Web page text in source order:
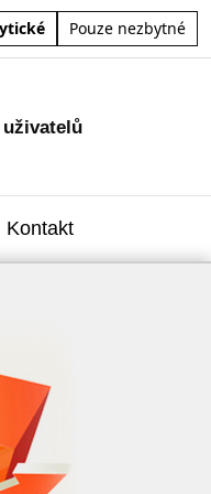
Pouze nezbytné
Kontakt